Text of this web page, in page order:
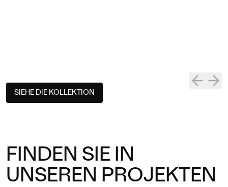
SIEHE DIE KOLLEKTION
FINDEN SIE IN
UNSEREN PROJEKTEN